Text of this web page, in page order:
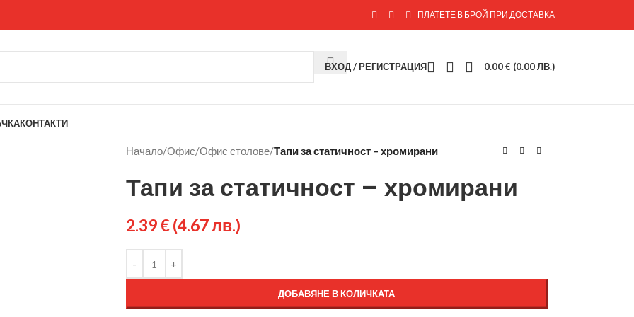
ПЛАТЕТЕ В БРОЙ ПРИ ДОСТАВКА
ВХОД / РЕГИСТРАЦИЯ 0.00€ (0.00 ЛВ.)
КОНТАКТИ
Начало/Офис/Офис столове/Тапи за статичност – хромирани
Тапи за статичност – хромирани
2.39€(4.67 лв.)
ДОБАВЯНЕ В КОЛИЧКАТА